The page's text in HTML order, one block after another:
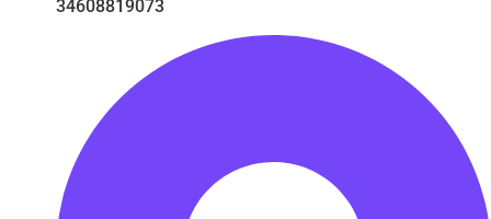
34608819073